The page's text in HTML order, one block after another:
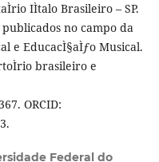
IÌtalo Brasileiro – SP.
no campo da
e EducacÌ§aÌƒo Musical.
brasileiro e
ORCID:
Federal do